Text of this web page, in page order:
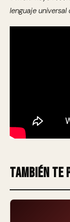
lenguaje universal
También